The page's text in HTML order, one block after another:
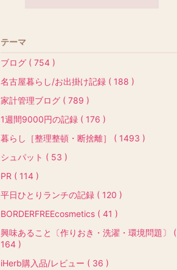
テーマ
ブログ ( 754 )
名古屋暮らし/お出掛け記録 ( 188 )
家計管理ブログ ( 789 )
1週間9000円の記録 ( 176 )
暮らし［整理整頓・断捨離］ ( 1493 )
シュパット ( 53 )
PR ( 114 )
平日ひとりランチの記録 ( 120 )
BORDERFREEcosmetics ( 41 )
興味あること〔作りおき・洗濯・環境問題〕 (
164 )
iHerb購入品/レビュー ( 36 )